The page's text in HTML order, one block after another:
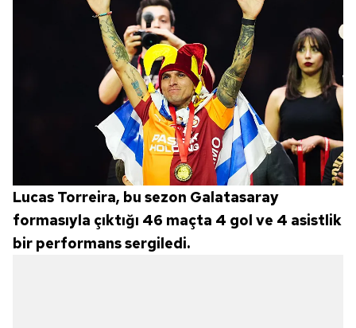
Lucas Torreira, bu sezon Galatasaray
formasıyla çıktığı 46 maçta 4 gol ve 4 asistlik
bir performans sergiledi.